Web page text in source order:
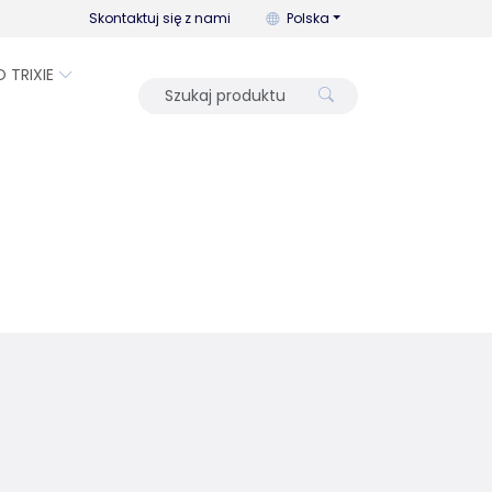
Skontaktuj się z nami Możesz zmienić język za
Polska
TRIXIE